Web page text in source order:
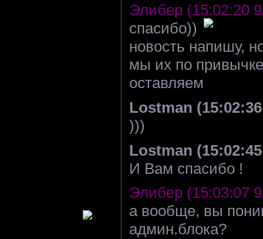
Элибер (15:02:20
спасибо))
новость напишу,
мы их по
оставляем
Lostman
)))
Lostman
И Вам спасибо !
Элибер (15:03:07
а вообще, вы
админ.блока?